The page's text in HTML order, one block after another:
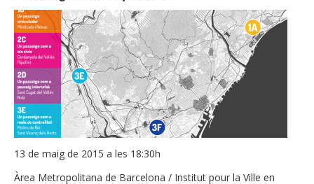
13 de maig de 2015 a les 18:30h
Àrea Metropolitana de Barcelona / Institut pour la Ville en